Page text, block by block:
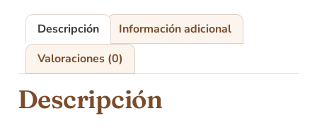
Descripción
Información adicional
Valoraciones (0)
Descripción